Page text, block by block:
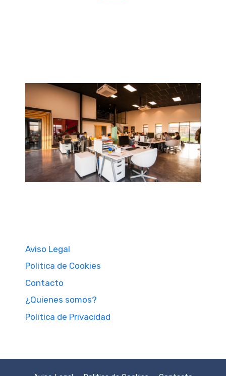
Aviso Legal
Politica de Cookies
Contacto
¿Quienes somos?
Politica de Privacidad